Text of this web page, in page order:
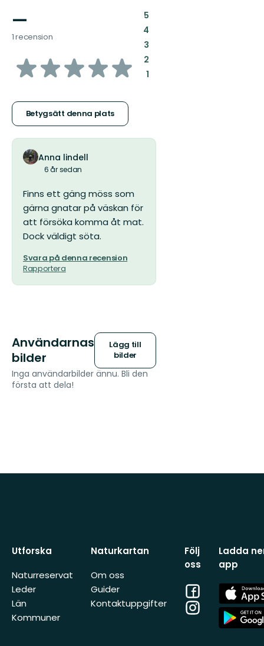
—
1 recension
av
stjärnor
Betygsätt denna plats
5:
4:
3:
2:
1:
Anna lindell
6 år sedan
Finns ett gäng möss som
gärna gnatar på väskan för
att försöka komma åt mat.
Dock väldigt söta.
Svara på denna recension
Rapportera
Användarnas
bilder
Lägg till
bilder
Inga användarbilder ännu. Bli den
första att dela!
Utforska
Naturreservat
Leder
Län
Kommuner
Naturkartan
Om oss
Guider
Kontaktuppgifter
Följ
oss
Facebook
Instagram
Ladda
app
App
Store
App
Store